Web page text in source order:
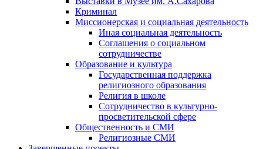
Криминал
Миссионерская и социальная деятельность
Иная социальная деятельность
Соглашения о социальном
сотрудничестве
Образование и культура
Государственная поддержка
религиозного образования
Религия в школе
Сотрудничество в культурно-
просветительской сфере
Общественность и СМИ
Религиозные СМИ